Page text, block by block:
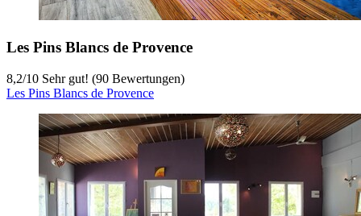
Les Pins Blancs de Provence
8,2/10 Sehr gut! (90 Bewertungen)
Les Pins Blancs de Provence